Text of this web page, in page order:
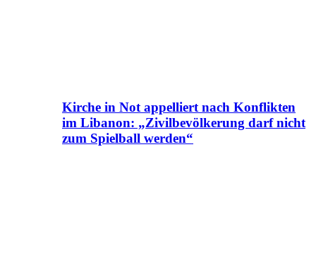
Kirche in Not appelliert nach Konflikten
im Libanon: „Zivilbevölkerung darf nicht
zum Spielball werden“